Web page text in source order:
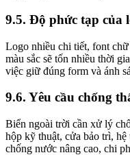
9.5. Độ phức tạp của
Logo nhiều chi tiết, font
màu sắc sẽ tốn nhiều thời
việc giữ đúng form và ánh
9.6. Yêu cầu chống
Biển ngoài trời cần xử lý
hộp kỹ thuật, cửa bảo trì,
chống nước nâng cao, chi